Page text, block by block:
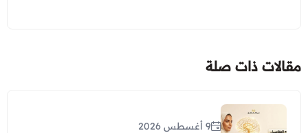
مقالات ذات صلة
9 أغسطس 2026